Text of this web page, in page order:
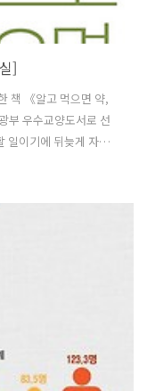
]
책 《알고 먹으면 약,
부 우수교양도서로 선
일이기에 뒤늦게 자축
선정된 《알고 먹으
추진해온 사업입니다.
서를 선정한 뒤 이를
산업의 육성과 국민
판사가 2011년 8월 1
도서 총 5,143..